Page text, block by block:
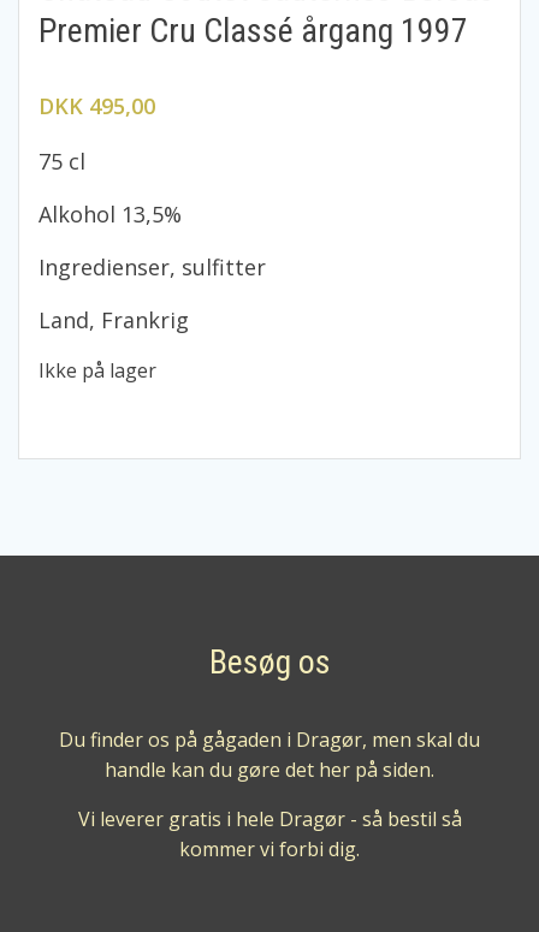
Premier Cru Classé årgang 1997
DKK 495,00
75 cl
Alkohol 13,5%
Ingredienser, sulfitter
Land, Frankrig
Ikke på lager
Besøg os
Du finder os på gågaden i Dragør, men skal du
handle kan du gøre det her på siden.
Vi leverer gratis i hele Dragør - så bestil så
kommer vi forbi dig.